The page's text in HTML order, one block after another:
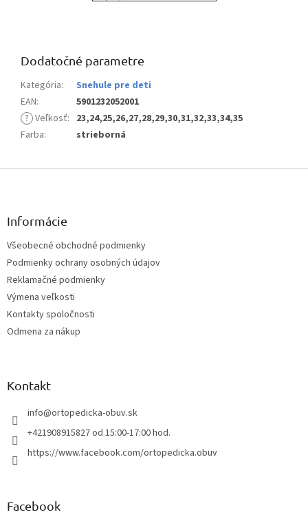
Dodatočné parametre
Kategória:
Snehule pre deti
EAN:
5901232052001
? Veľkosť: 23,24,25,26,27,28,29,30,31,32,33,34,35
Farba: strieborná
Informácie
Všeobecné obchodné podmienky
Podmienky ochrany osobných údajov
Reklamačné podmienky
Výmena veľkosti
Kontakty spoločnosti
Odmena za nákup
Kontakt
info@ortopedicka-obuv.sk
+421908915827 od 15:00-17:00 hod.
https://www.facebook.com/ortopedicka.obuv
Facebook